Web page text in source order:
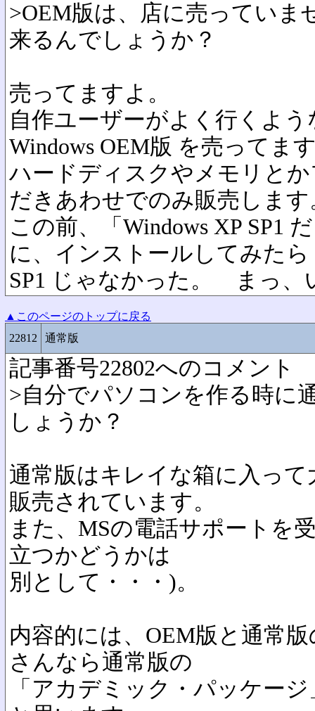
>OEM版は、店に売っていま
来るんでしょうか？
売ってますよ。
自作ユーザーがよく行くよ
Windows OEM版 を売ってま
ハードディスクやメモリと
だきあわせでのみ販売します
この前、「Windows XP SP1
に、インストールしてみたら
SP1 じゃなかった。 まっ、
▲このページのトップに戻る
22812
通常版
記事番号22802へのコメント
>自分でパソコンを作る時に
しょうか？
通常版はキレイな箱に入っ
販売されています。
また、MSの電話サポートを
立つかどうかは
別として・・・)。
内容的には、OEM版と通常
さんなら通常版の
「アカデミック・パッケー